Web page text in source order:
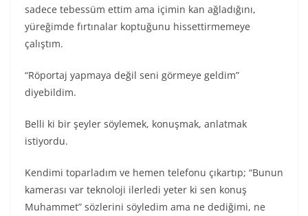
sadece tebessüm ettim ama içimin kan ağladığını,
yüreğimde fırtınalar koptuğunu hissettirmemeye
çalıştım.
“Röportaj yapmaya değil seni görmeye geldim”
diyebildim.
Belli ki bir şeyler söylemek, konuşmak, anlatmak
istiyordu.
Kendimi toparladım ve hemen telefonu çıkartıp; “Bunun
kamerası var teknoloji ilerledi yeter ki sen konuş
Muhammet” sözlerini söyledim ama ne dediğimi, ne